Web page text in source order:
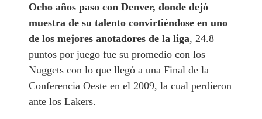
Ocho años paso con Denver, donde dejó
muestra de su talento convirtiéndose en uno
de los mejores anotadores de la liga, 24.8
puntos por juego fue su promedio con los
Nuggets con lo que llegó a una Final de la
Conferencia Oeste en el 2009, la cual perdieron
ante los Lakers.